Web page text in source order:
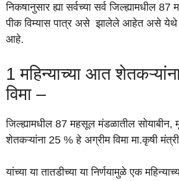
निकषानुसार ह्या सर्वच्या सर्व जिल्ह्यामधील
पीक विम्यास पात्र असे झालेले आहेत असे
आहे.
1 महिन्याच्या आत
विमा –
जिल्ह्यामधील 87 महसूल मंडळातील सोयाबीन,
शेतकऱ्यांना 25 % हे अग्रीम विमा मा.कृषी
यांच्या या तातडीच्या या निर्णयामुळे एक